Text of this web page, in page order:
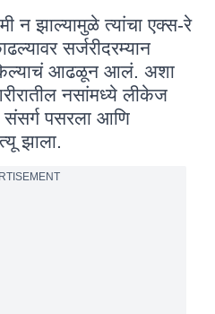
न झाल्यामुळे त्यांचा एक्स-रे
सर्जरीदरम्यान
केल्याचं आढळून आलं. अशा
नसांमध्ये लीकेज
संसर्ग पसरला आणि
झाला.